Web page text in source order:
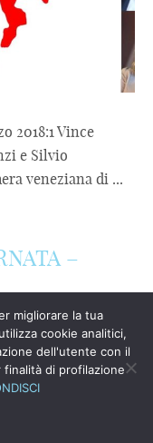
2018:1 Vince
e Silvio
veneziana di ...
–
migliorare la tua
cookie analitici,
dell'utente con il
di profilazione